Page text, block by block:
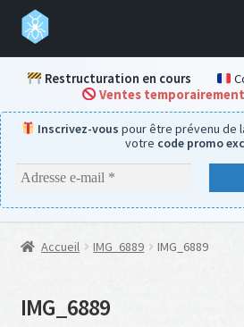
Aller
à
navigation
Aller
au
Boutique
Kits complets
Aire de chasse
Restructuration en cours
Ventes
Inscrivez-vous pour être prévenu de
votre code promo
Accueil IMG_6889 IMG_6889
IMG_6889